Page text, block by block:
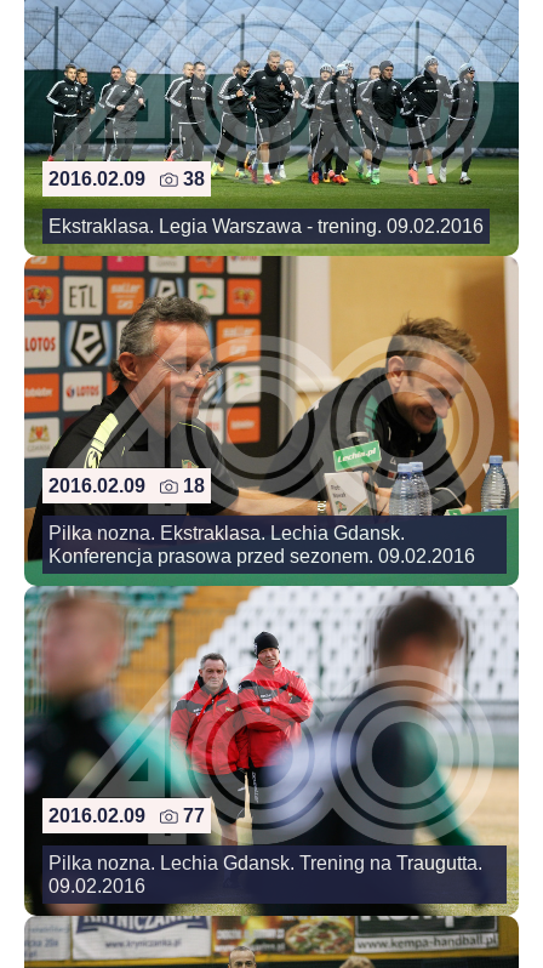
2016.02.09 38
Ekstraklasa. Legia Warszawa - trening. 09.02.2016
2016.02.09 18
Pilka nozna. Ekstraklasa. Lechia Gdansk.
Konferencja prasowa przed sezonem. 09.02.2016
2016.02.09 77
Pilka nozna. Lechia Gdansk. Trening na Traugutta.
09.02.2016